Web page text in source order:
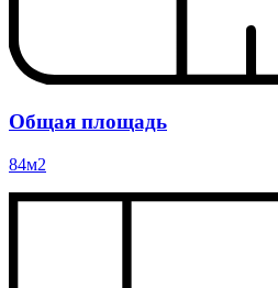
Общая площадь
84м2